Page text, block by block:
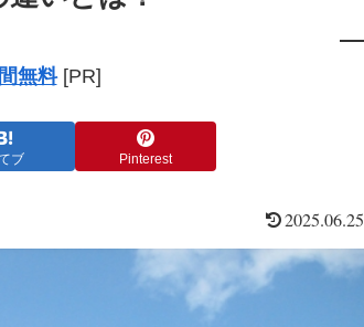
無料[PR]
ブ Pinterest
2025.06.25